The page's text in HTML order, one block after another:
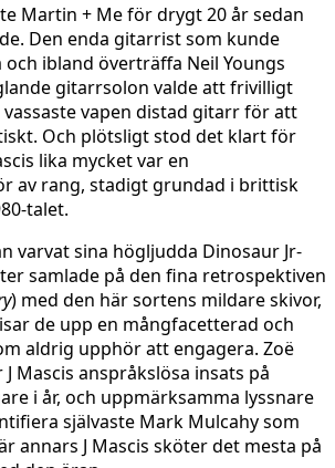
Martin + Me för drygt 20 år sedan
Den enda gitarrist som kunde
ibland överträffa Neil Youngs
gitarrsolon valde att frivilligt
vapen distad gitarr för att
Och plötsligt stod det klart för
lika mycket var en
av rang, stadigt grundad i brittisk
talet.
varvat sina högljudda Dinosaur Jr-
samlade på den fina retrospektiven
) med den här sortens mildare skivor,
de upp en mångfacetterad och
aldrig upphör att engagera. Zoë
Mascis anspråkslösa insats på
i år, och uppmärksamma lyssnare
självaste Mark Mulcahy som
annars J Mascis sköter det mesta på